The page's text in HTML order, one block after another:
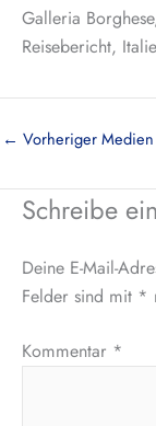
Galleria
Reisebericht,
← Vorheriger Medien
Schreibe
Deine E-Mail-
Felder sind mit *
Kommentar *